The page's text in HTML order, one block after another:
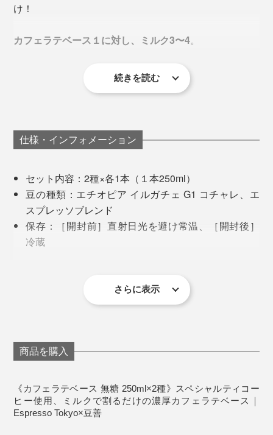
２. エスプレッソブレンド
深煎りのエスプレッソブレンドを使った、キリッと苦味
重厚なほろ苦さと、ビターキャラメルのような甘い余韻
が続く、パンチの効いた一杯に。
コーヒーの奥深さ、豊かさを感じさせてくれる2種の
け！
カフェラテベース１に対し、ミルク3〜4。
まずは、この割合で作ってみてから、好みの濃さに調整
ミルクは、牛乳のほか、豆乳やオーツミルク、アーモン
い場合はお好みでどうぞ。
夏は冷たいミルクで「アイスラテ」、冬は温めたミルク
とあわせて「ホットラテ」、季節に合わせて、一年中楽
しめます。
」に注げば、氷で薄まることなく、お
いしい濃さで、キンキンに冷たい状態をキープ。
続きを読む
仕様・インフォメーション
セット内容：2種×各1本（１本250ml）
豆の種類：エチオピア イルガチェ G1 コチャレ、エ
スプレッソブレンド
保存：［開封前］直射日光を避け常温、［開封後］
冷蔵
さらに表示
商品を購入
《カフェラテベース 無糖 250ml×2種》スペシャルティコー
ヒー使用、ミルクで割るだけの濃厚カフェラテベース｜
Espresso Tokyo×豆善